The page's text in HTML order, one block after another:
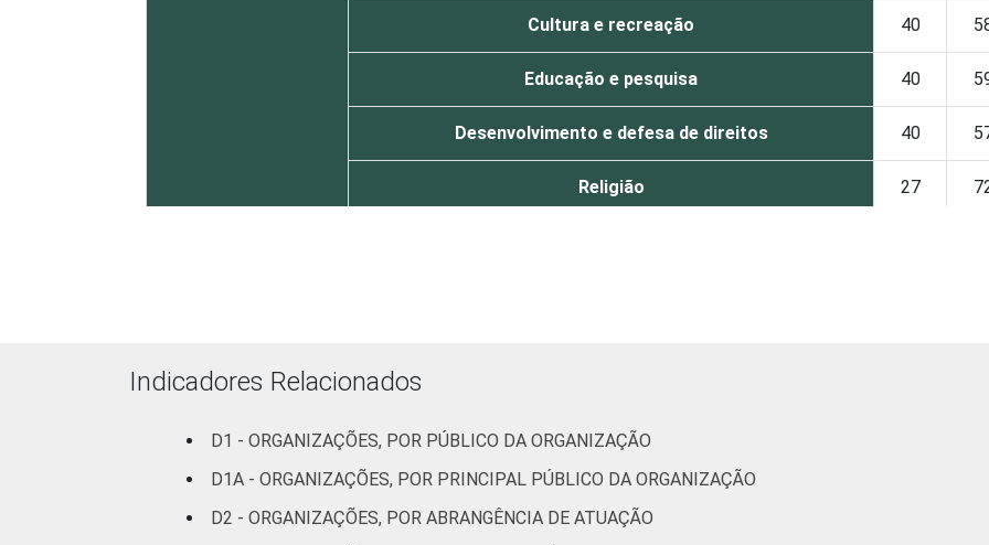
Cultura e recreação 40
Educação e pesquisa 40
Desenvolvimento e defesa de direitos 40
Religião 27
Tecnologias de Informação e Comunicação nas organizações sem fins lucrativos brasileiras - TIC
Indicadores Relacionados
D1 - ORGANIZAÇÕES, POR PÚBLICO DA ORGANIZAÇÃO
D1A - ORGANIZAÇÕES, POR PRINCIPAL PÚBLICO DA ORGANIZAÇÃO
D2 - ORGANIZAÇÕES, POR ABRANGÊNCIA DE ATUAÇÃO